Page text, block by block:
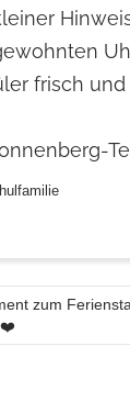
frisch
zum